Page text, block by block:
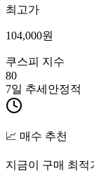
최고가
104,000원
쿠스피 지수
80
7일 추세 안정적
📈 매수 추천
지금이 구매 최적